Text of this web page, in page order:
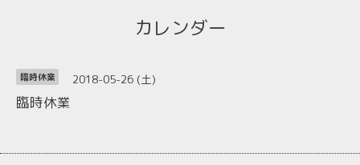
カレンダー
臨時休業 2018-05-26 (土)
臨時休業